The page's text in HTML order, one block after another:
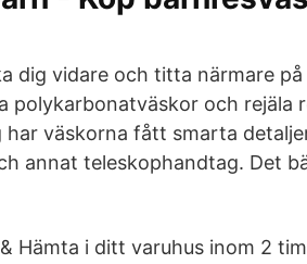
dig vidare och titta närmare
polykarbonatväskor och rejäla
väskorna fått smarta
annat teleskophandtag. Det
Hämta i ditt varuhus inom 2